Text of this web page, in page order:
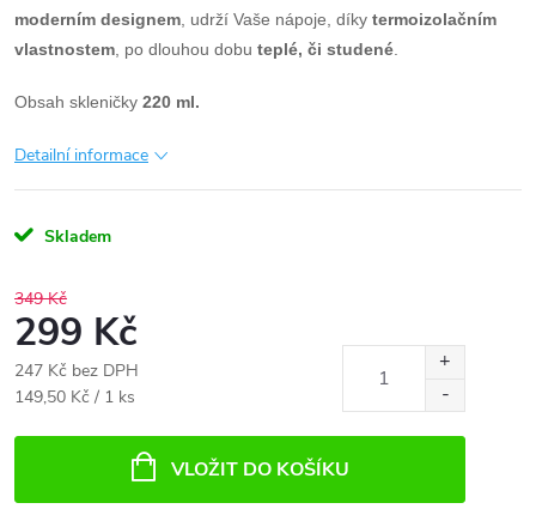
moderním designem , udrží Vaše nápoje, díky termoizolačním
vlastnostem , po dlouhou dobu teplé, či studené
Obsah skleničky 220 ml.
Detailní informace
Skladem
349 Kč
299 Kč
247 Kč bez DPH
Měrná
149,50 Kč / 1 ks
VLOŽIT DO KOŠÍKU